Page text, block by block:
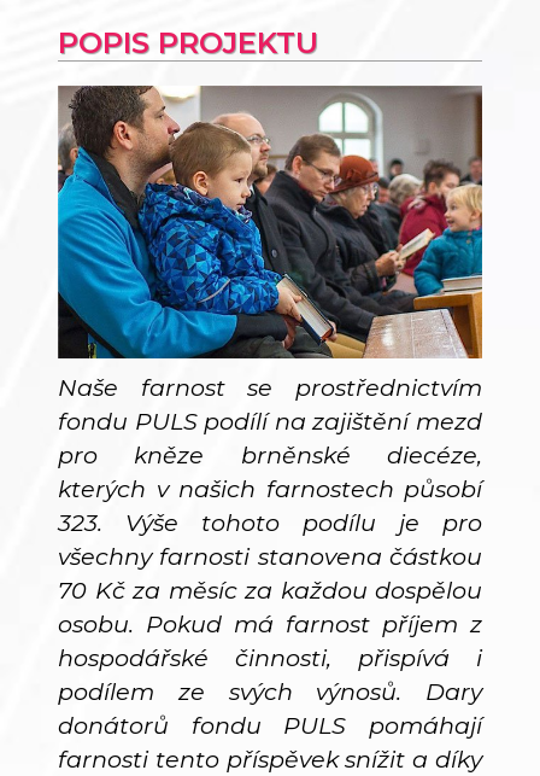
POPIS PROJEKTU
Naše farnost se prostřednictvím
fondu PULS podílí na zajištění mezd
pro kněze brněnské diecéze,
kterých v našich farnostech působí
323. Výše tohoto podílu je pro
všechny farnosti stanovena částkou
70 Kč za měsíc za každou dospělou
osobu. Pokud má farnost příjem z
hospodářské činnosti, přispívá i
podílem ze svých výnosů. Dary
donátorů fondu PULS pomáhají
farnosti tento příspěvek snížit a díky